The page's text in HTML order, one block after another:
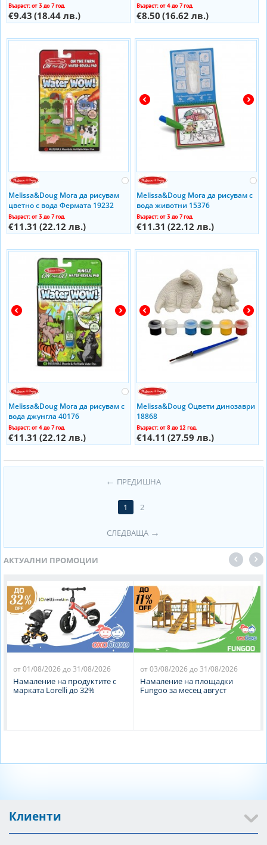
Възраст: от 3 до 7 год.
€9.43 (18.44 лв.)
Възраст: от 4 до 7 год.
€8.50 (16.62 лв.)
Melissa&Doug Мога да рисувам
цветно с вода Фермата 19232
Възраст: от 3 до 7 год.
€11.31 (22.12 лв.)
Melissa&Doug Мога да рисувам с
вода животни 15376
Възраст: от 3 до 7 год.
€11.31 (22.12 лв.)
Melissa&Doug Мога да рисувам с
вода джунгла 40176
Възраст: от 4 до 7 год.
€11.31 (22.12 лв.)
Melissa&Doug Оцвети динозаври
18868
Възраст: от 8 до 12 год.
€14.11 (27.59 лв.)
ПРЕДИШНА
1 2
СЛЕДВАЩА
АКТУАЛНИ ПРОМОЦИИ
от 01/08/2026 до 31/08/2026
Намаление на продуктите с
марката Lorelli до 32%
от 03/08/2026 до 31/08/2026
Намаление на площадки
Fungoo за месец август
Клиенти